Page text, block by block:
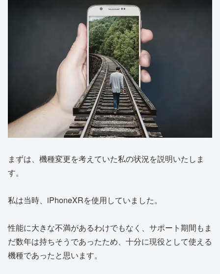
まずは、機種変更を考えていた私の状況を説明いたしま
す。
私は当時、iPhoneXRを使用していました。
性能に大きな不満があるわけでもなく、サポート期間もま
だ数年は持ちそうであったため、十分に現役として使える
機種であったと思います。